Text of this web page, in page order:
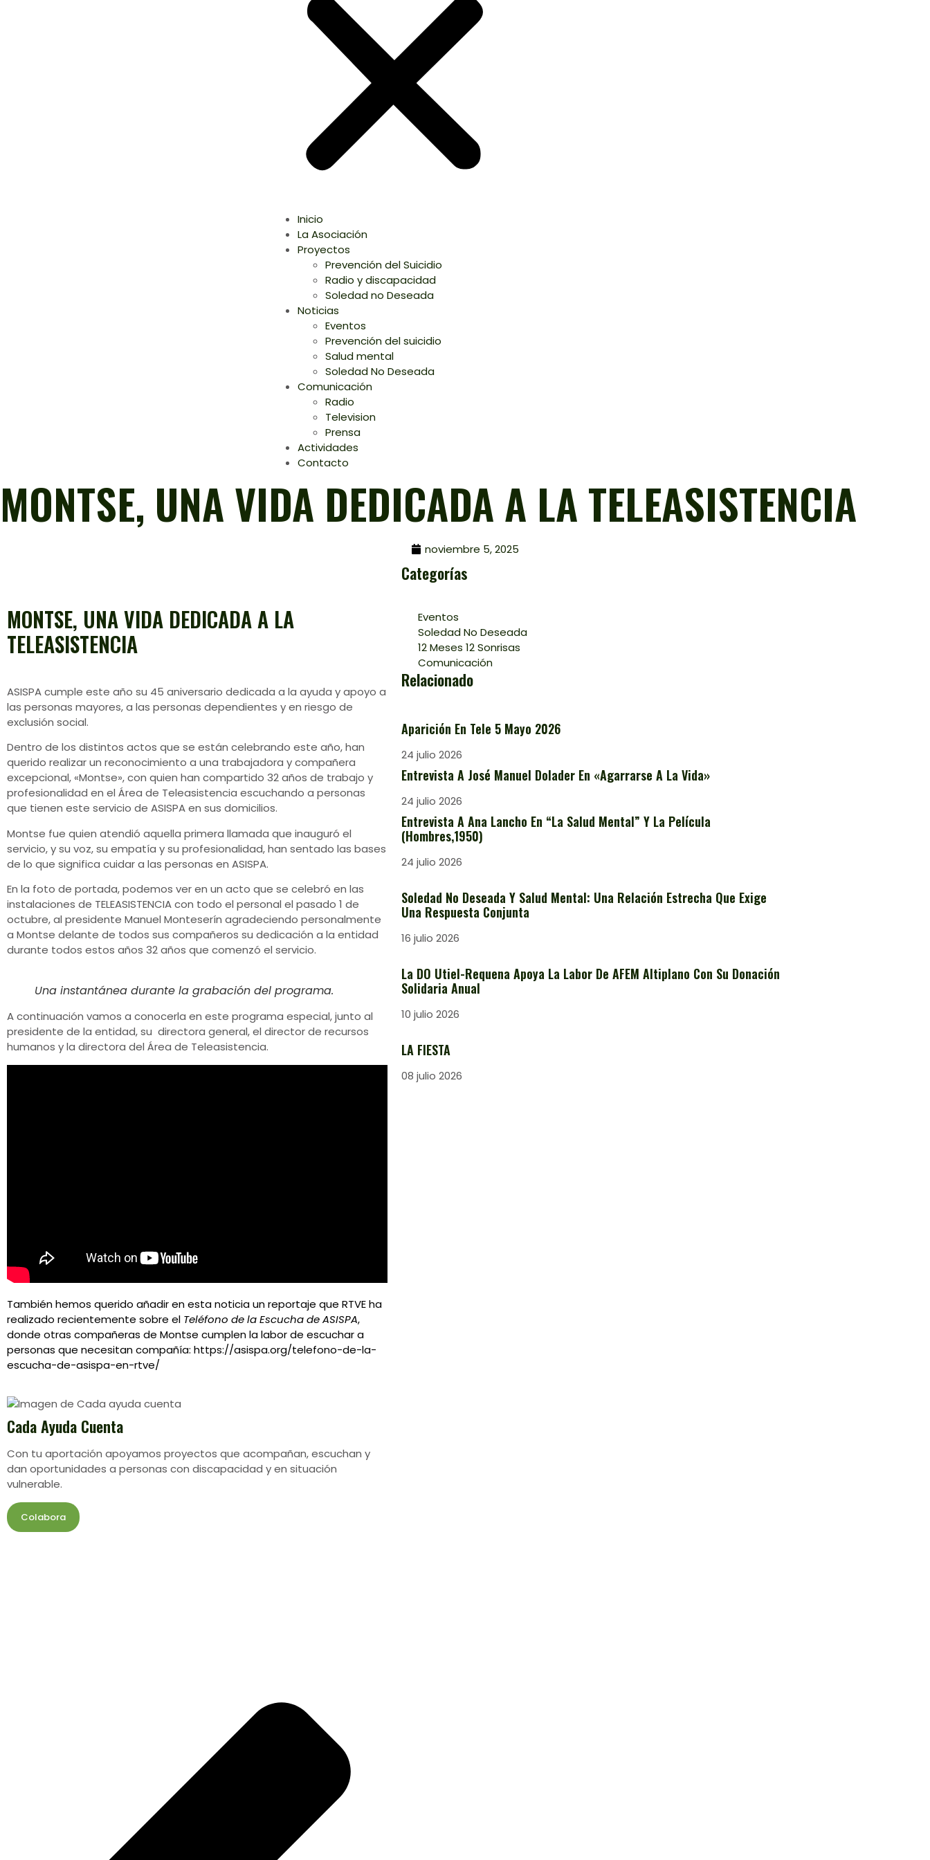
Inicio
La Asociación
Proyectos
Prevención del Suicidio
Radio y discapacidad
Soledad no Deseada
Noticias
Eventos
Prevención del suicidio
Salud mental
Soledad No Deseada
Comunicación
Radio
Television
Prensa
Actividades
Contacto
MONTSE, UNA VIDA DEDICADA A LA TELEASISTENCIA
noviembre 5, 2025
MONTSE, UNA VIDA DEDICADA A LA
TELEASISTENCIA
ASISPA cumple este año su 45 aniversario dedicada a la ayuda y apoyo a
las personas mayores, a las personas dependientes y en riesgo de
exclusión social.
Dentro de los distintos actos que se están celebrando este año, han
querido realizar un reconocimiento a una trabajadora y compañera
excepcional, «Montse», con quien han compartido 32 años de trabajo y
profesionalidad en el Área de Teleasistencia escuchando a personas
que tienen este servicio de ASISPA en sus domicilios.
Montse fue quien atendió aquella primera llamada que inauguró el
servicio, y su voz, su empatía y su profesionalidad, han sentado las bases
de lo que significa cuidar a las personas en ASISPA.
En la foto de portada, podemos ver en un acto que se celebró en las
instalaciones de TELEASISTENCIA con todo el personal el pasado 1 de
octubre, al presidente Manuel Monteserín agradeciendo personalmente
a Montse delante de todos sus compañeros su dedicación a la entidad
durante todos estos años 32 años que comenzó el servicio.
Una instantánea durante la grabación del programa.
A continuación vamos a conocerla en este programa especial, junto al
presidente de la entidad, su directora general, el director de recursos
humanos y la directora del Área de Teleasistencia.
También hemos querido añadir en esta noticia un reportaje que RTVE ha
realizado recientemente sobre el Teléfono de la Escucha de ASISPA,
donde otras compañeras de Montse cumplen la labor de escuchar a
personas que necesitan compañía: https://asispa.org/telefono-de-la-
escucha-de-asispa-en-rtve/
Cada Ayuda Cuenta
Con tu aportación apoyamos proyectos que acompañan, escuchan y
dan oportunidades a personas con discapacidad y en situación
vulnerable.
Colabora
Categorías
Eventos
Soledad No Deseada
12 Meses 12 Sonrisas
Comunicación
Relacionado
Aparición En Tele 5 Mayo 2026
24 julio 2026
Entrevista A José Manuel Dolader En «Agarrarse A La Vida»
24 julio 2026
Entrevista A Ana Lancho En “La Salud Mental” Y La Película
(Hombres,1950)
24 julio 2026
Soledad No Deseada Y Salud Mental: Una Relación Estrecha Que Exige
Una Respuesta Conjunta
16 julio 2026
La DO Utiel-Requena Apoya La Labor De AFEM Altiplano Con Su Donación
Solidaria Anual
10 julio 2026
LA FIESTA
08 julio 2026